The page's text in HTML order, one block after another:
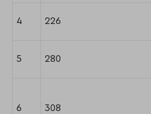
4 226
5 280
6 308